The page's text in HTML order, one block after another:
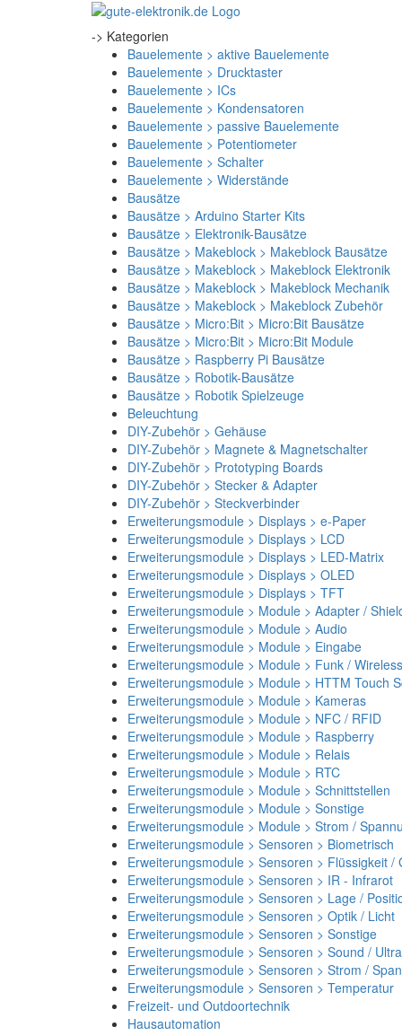
-> Kategorien
Bauelemente > aktive Bauelemente
Bauelemente > Drucktaster
Bauelemente > ICs
Bauelemente > Kondensatoren
Bauelemente > passive Bauelemente
Bauelemente > Potentiometer
Bauelemente > Schalter
Bauelemente > Widerstände
Bausätze
Bausätze > Arduino Starter Kits
Bausätze > Elektronik-Bausätze
Bausätze > Makeblock > Makeblock Bausätze
Bausätze > Makeblock > Makeblock Elektronik
Bausätze > Makeblock > Makeblock Mechanik
Bausätze > Makeblock > Makeblock Zubehör
Bausätze > Micro:Bit > Micro:Bit Bausätze
Bausätze > Micro:Bit > Micro:Bit Module
Bausätze > Raspberry Pi Bausätze
Bausätze > Robotik-Bausätze
Bausätze > Robotik Spielzeuge
Beleuchtung
DIY-Zubehör > Gehäuse
DIY-Zubehör > Magnete & Magnetschalter
DIY-Zubehör > Prototyping Boards
DIY-Zubehör > Stecker & Adapter
DIY-Zubehör > Steckverbinder
Erweiterungsmodule > Displays > e-Paper
Erweiterungsmodule > Displays > LCD
Erweiterungsmodule > Displays > LED-Matrix
Erweiterungsmodule > Displays > OLED
Erweiterungsmodule > Displays > TFT
Erweiterungsmodule > Module > Adapter /
Erweiterungsmodule > Module > Audio
Erweiterungsmodule > Module > Eingabe
Erweiterungsmodule > Module > Funk / Wireless
Erweiterungsmodule > Module > HTTM Touch
Erweiterungsmodule > Module > Kameras
Erweiterungsmodule > Module > NFC / RFID
Erweiterungsmodule > Module > Raspberry
Erweiterungsmodule > Module > Relais
Erweiterungsmodule > Module > RTC
Erweiterungsmodule > Module > Schnittstellen
Erweiterungsmodule > Module > Sonstige
Erweiterungsmodule > Module > Strom /
Erweiterungsmodule > Sensoren > Biometrisch
Erweiterungsmodule > Sensoren > Flüssigkeit /
Erweiterungsmodule > Sensoren > IR - Infrarot
Erweiterungsmodule > Sensoren > Lage /
Erweiterungsmodule > Sensoren > Optik / Licht
Erweiterungsmodule > Sensoren > Sonstige
Erweiterungsmodule > Sensoren > Sound /
Erweiterungsmodule > Sensoren > Strom /
Erweiterungsmodule > Sensoren > Temperatur
Freizeit- und Outdoortechnik
Hausautomation